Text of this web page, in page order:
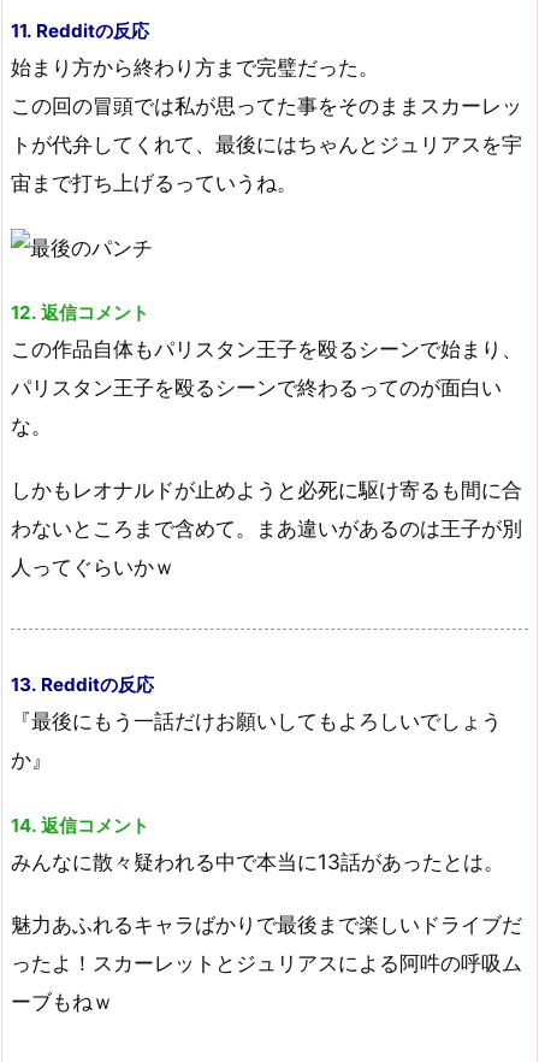
11. Redditの反応
始まり方から終わり方まで完璧だった。
この回の冒頭では私が思ってた事をそのままスカーレッ
トが代弁してくれて、最後にはちゃんとジュリアスを宇
宙まで打ち上げるっていうね。
12. 返信コメント
この作品自体もパリスタン王子を殴るシーンで始まり、
パリスタン王子を殴るシーンで終わるってのが面白い
な。
しかもレオナルドが止めようと必死に駆け寄るも間に合
わないところまで含めて。まあ違いがあるのは王子が別
人ってぐらいかｗ
13. Redditの反応
『最後にもう一話だけお願いしてもよろしいでしょう
か』
14. 返信コメント
みんなに散々疑われる中で本当に13話があったとは。
魅力あふれるキャラばかりで最後まで楽しいドライブだ
ったよ！スカーレットとジュリアスによる阿吽の呼吸ム
ーブもねｗ